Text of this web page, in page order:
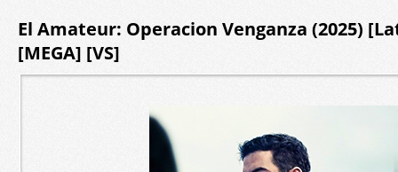
El Amateur: Operacion Venganza (2025)
[MEGA] [VS]